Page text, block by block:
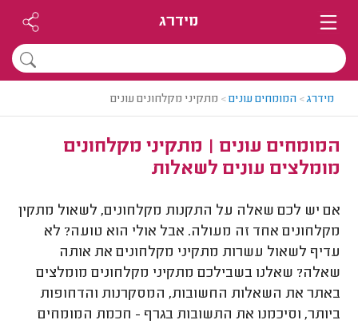
מידרג
מידרג> המומחים עונים> מתקיני מקלחונים עונים
המומחים עונים | מתקיני מקלחונים
מומלצים עונים לשאלות
אם יש לכם שאלה על התקנות מקלחונים, לשאול מתקין
מקלחונים אחד זה מעולה. אבל אולי הוא טועה? לא
עדיף לשאול עשרות מתקיני מקלחונים את אותה
שאלה? שאלנו בשבילכם מתקיני מקלחונים מומלצים
באתר את השאלות החשובות, המסקרנות והדחופות
ביותר, וסיכמנו את התשובות בגרף - חכמת המומחים